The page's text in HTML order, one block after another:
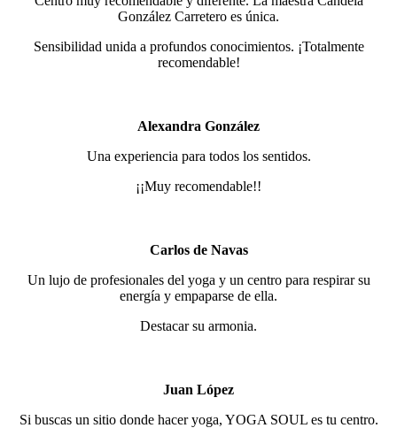
González Carretero es única.
Sensibilidad unida a profundos conocimientos. ¡Totalmente
recomendable!
Alexandra González
Una experiencia para todos los sentidos.
¡¡Muy recomendable!!
Carlos de Navas
Un lujo de profesionales del yoga y un centro para respirar su
energía y empaparse de ella.
Destacar su armonia.
Juan López
Si buscas un sitio donde hacer yoga, YOGA SOUL es tu centro.